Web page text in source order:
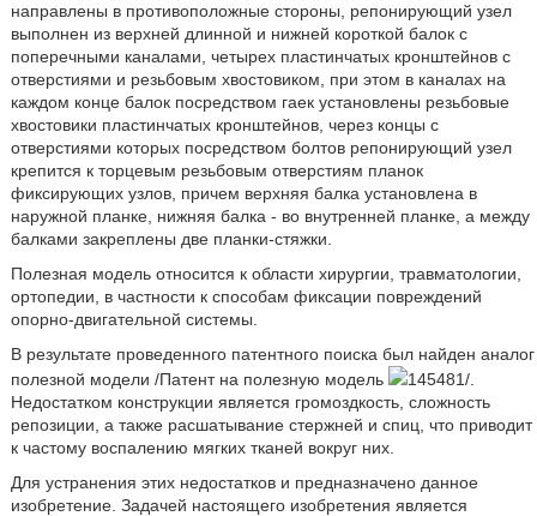
направлены в противоположные стороны, репонирующий узел
выполнен из верхней длинной и нижней короткой балок с
поперечными каналами, четырех пластинчатых кронштейнов с
отверстиями и резьбовым хвостовиком, при этом в каналах на
каждом конце балок посредством гаек установлены резьбовые
хвостовики пластинчатых кронштейнов, через концы с
отверстиями которых посредством болтов репонирующий узел
крепится к торцевым резьбовым отверстиям планок
фиксирующих узлов, причем верхняя балка установлена в
наружной планке, нижняя балка - во внутренней планке, а между
балками закреплены две планки-стяжки.
Полезная модель относится к области хирургии, травматологии,
ортопедии, в частности к способам фиксации повреждений
опорно-двигательной системы.
В результате проведенного патентного поиска был найден аналог
полезной модели /Патент на полезную модель
145481/.
Недостатком конструкции является громоздкость, сложность
репозиции, а также расшатывание стержней и спиц, что приводит
к частому воспалению мягких тканей вокруг них.
Для устранения этих недостатков и предназначено данное
изобретение. Задачей настоящего изобретения является